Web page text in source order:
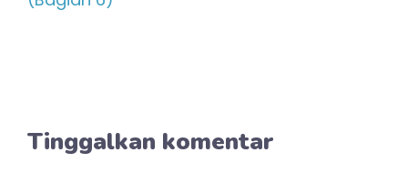
Tinggalkan komentar